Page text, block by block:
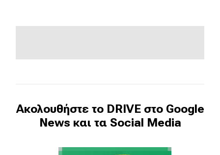
Συμβουλές
Χρηστικά
Συμβουλές
ΚΤΕΟ
Οδική βοήθεια
Ακολουθήστε το DRIVE στο Google
News και τα Social Media